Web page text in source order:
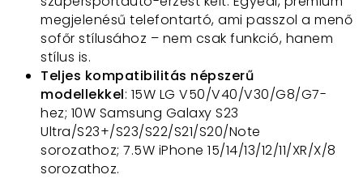
megjelenésű telefontartó, ami passzol a menő
sofőr stílusához – nem csak funkció, hanem
stílus is.​
Teljes kompatibilitás népszerű
modellekkel: 15W LG V50/V40/V30/G8/G7-
hez; 10W Samsung Galaxy S23
Ultra/S23+/S23/S22/S21/S20/Note
sorozathoz; 7.5W iPhone 15/14/13/12/11/XR/X/8
sorozathoz.